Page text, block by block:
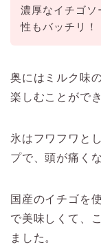
濃厚なイチゴソ
性もバッチリ！
奥にはミルク味
楽しむことができ
氷はフワフワと
プで、頭が痛く
国産のイチゴを
で美味しくて、
ました。